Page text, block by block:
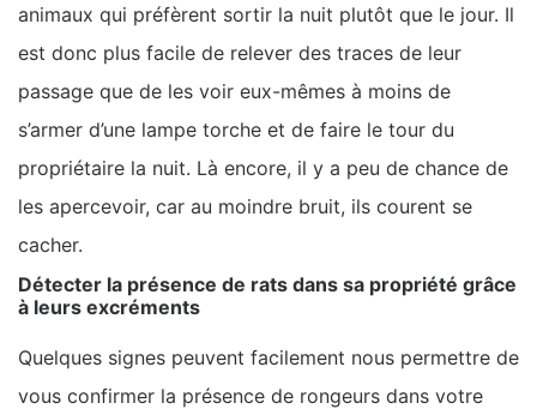
animaux qui préfèrent sortir la nuit plutôt que le jour. Il
est donc plus facile de relever des traces de leur
passage que de les voir eux-mêmes à moins de
s’armer d’une lampe torche et de faire le tour du
propriétaire la nuit. Là encore, il y a peu de chance de
les apercevoir, car au moindre bruit, ils courent se
cacher.
Détecter la présence de rats dans sa propriété grâce
à leurs excréments
Quelques signes peuvent facilement nous permettre de
vous confirmer la présence de rongeurs dans votre